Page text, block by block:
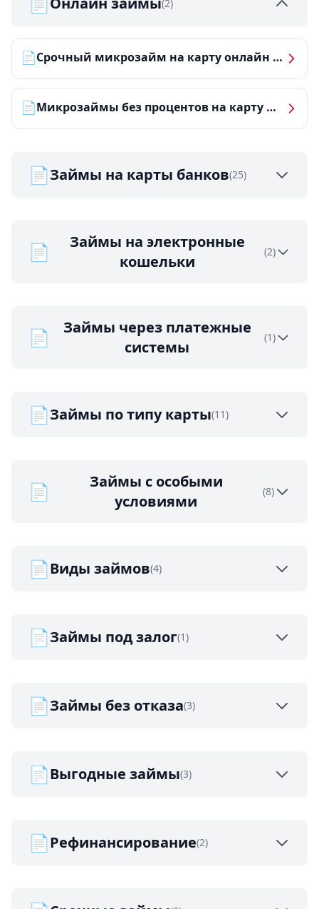
(2)
📄 Срочный микрозайм на карту онлайн — получить деньги за 5 минут
📄 Микрозаймы без процентов на карту — ТОП-10 за 2026 год
📄Займы на карты банков(25)
📄
Займы на электронные
кошельки
(2)
📄
Займы через платежные
системы
(1)
📄Займы по типу карты(11)
📄
Займы с особыми
условиями
(8)
📄Виды займов(4)
📄Займы под залог(1)
📄Займы без отказа(3)
📄Выгодные займы(3)
📄Рефинансирование(2)